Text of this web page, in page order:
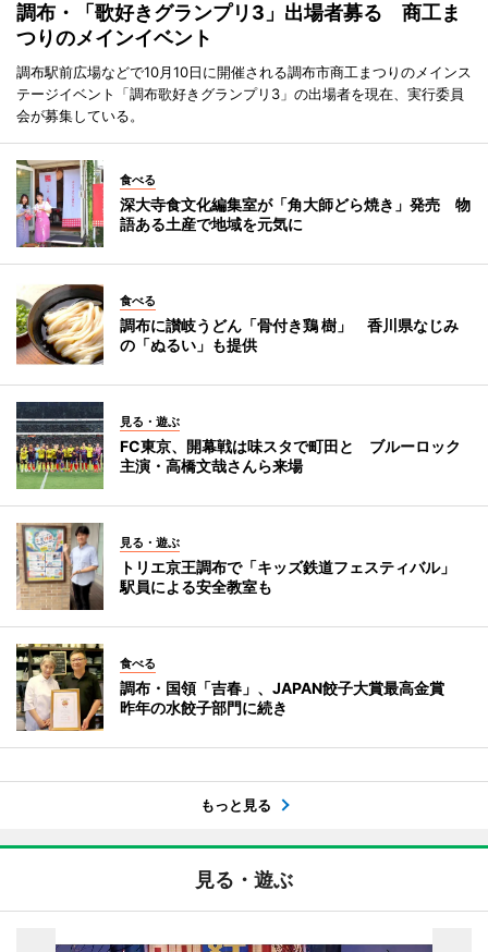
調布・「歌好きグランプリ3」出場者募る 商工ま
つりのメインイベント
調布駅前広場などで10月10日に開催される調布市商工まつりのメインス
テージイベント「調布歌好きグランプリ3」の出場者を現在、実行委員
会が募集している。
食べる
深大寺食文化編集室が「角大師どら焼き」発売 物
語ある土産で地域を元気に
食べる
調布に讃岐うどん「骨付き鶏 樹」 香川県なじみ
の「ぬるい」も提供
見る・遊ぶ
FC東京、開幕戦は味スタで町田と ブルーロック
主演・高橋文哉さんら来場
見る・遊ぶ
トリエ京王調布で「キッズ鉄道フェスティバル」
駅員による安全教室も
食べる
調布・国領「吉春」、JAPAN餃子大賞最高金賞
昨年の水餃子部門に続き
もっと見る
見る・遊ぶ